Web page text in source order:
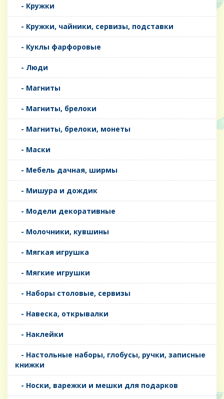
- Кружки
- Кружки, чайники, сервизы, подставки
- Куклы фарфоровые
- Люди
- Магниты
- Магниты, брелоки
- Магниты, брелоки, монеты
- Маски
- Мебель дачная, ширмы
- Мишура и дождик
- Модели декоративные
- Молочники, кувшины
- Мягкая игрушка
- Мягкие игрушки
- Наборы столовые, сервизы
- Навеска, открывалки
- Наклейки
- Настольные наборы, глобусы, ручки, записные
книжки
- Носки, варежки и мешки для подарков